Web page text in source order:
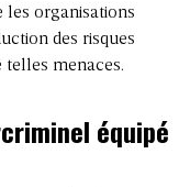
les organisations
des risques
telles menaces.
équipé